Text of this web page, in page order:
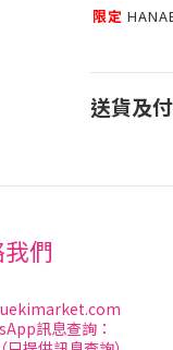
限定
送貨及
們
訊息查詢：